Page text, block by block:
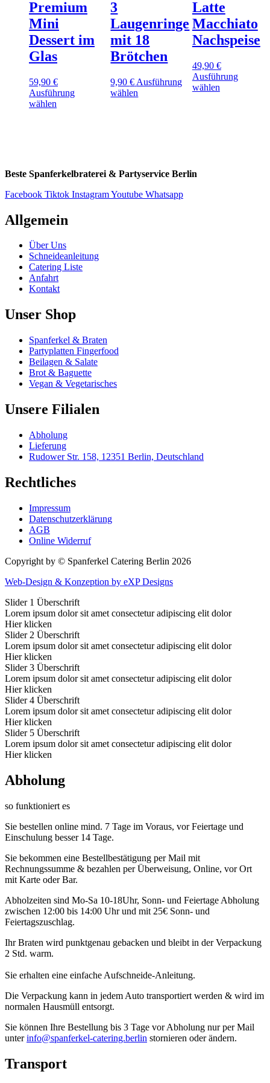
Optionen
können
auf
der
Produktseite
gewählt
auf
der
Produktseite
gewählt
werden
auf
der
Produktseite
gewählt
Premium
Mini
Dessert im
Glas
59,90 €
Ausführung
wählen
Die
Optionen
können
auf
Produktseite
werden
3
Laugenringe
mit 18
Brötchen
9,90€ Ausführung
wählen
Optionen
können
auf
der
Latte
Macchiato
Nachspeise
49,90 €
Ausführung
wählenDieses
Beste Spanferkelbraterei & Partyservice Berlin
Facebook Tiktok InstagramYoutube Whatsapp
Allgemein
Über Uns
Schneideanleitung
Catering Liste
Anfahrt
Kontakt
Unser Shop
Spanferkel & Braten
Partyplatten Fingerfood
Beilagen & Salate
Brot & Baguette
Vegan & Vegetarisches
Unsere Filialen
Abholung
Lieferung
Rudower Str. 158, 12351 Berlin, Deutschland
Rechtliches
Impressum
Datenschutzerklärung
AGB
Online Widerruf
Copyright by © Spanferkel Catering Berlin 2026
Web-Design & Konzeption by eXP Designs
Slider 1 Überschrift
Lorem ipsum dolor sit amet consectetur adipiscing elit dolor
Hier klicken
Slider 2 Überschrift
Lorem ipsum dolor sit amet consectetur adipiscing elit dolor
Hier klicken
Slider 3 Überschrift
Lorem ipsum dolor sit amet consectetur adipiscing elit dolor
Hier klicken
Slider 4 Überschrift
Lorem ipsum dolor sit amet consectetur adipiscing elit dolor
Hier klicken
Slider 5 Überschrift
Lorem ipsum dolor sit amet consectetur adipiscing elit dolor
Hier klicken
Abholung
so funktioniert es
Sie bestellen online mind. 7 Tage im Voraus, vor Feiertage und
Einschulung besser 14 Tage.
Sie bekommen eine Bestellbestätigung per Mail mit
Rechnungssumme & bezahlen per Überweisung, Online, vor Ort
mit Karte oder Bar.
Abholzeiten sind Mo-Sa 10-18Uhr, Sonn- und Feiertage Abholung
zwischen 12:00 bis 14:00 Uhr und mit 25€ Sonn- und
Feiertagszuschlag.
Ihr Braten wird punktgenau gebacken und bleibt in der Verpackung
2 Std. warm.
Sie erhalten eine einfache Aufschneide-Anleitung.
Die Verpackung kann in jedem Auto transportiert werden & wird im
normalen Hausmüll entsorgt.
Sie können Ihre Bestellung bis 3 Tage vor Abholung nur per Mail
unterinfo@spanferkel-catering.berlin stornieren oder ändern.
Transport